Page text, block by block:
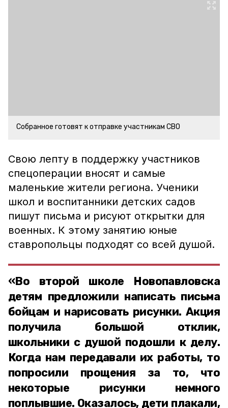
Собранное готовят к отправке участникам СВО
Свою лепту в поддержку участников
спецоперации вносят и самые
маленькие жители региона. Ученики
школ и воспитанники детских садов
пишут письма и рисуют открытки для
военных. К этому занятию юные
ставропольцы подходят со всей душой.
«Во второй школе Новопавловска
детям предложили написать письма
бойцам и нарисовать рисунки. Акция
получила большой отклик,
школьники с душой подошли к делу.
Когда нам передавали их работы, то
попросили прощения за то, что
некоторые рисунки немного
поплывшие. Оказалось, дети плакали,